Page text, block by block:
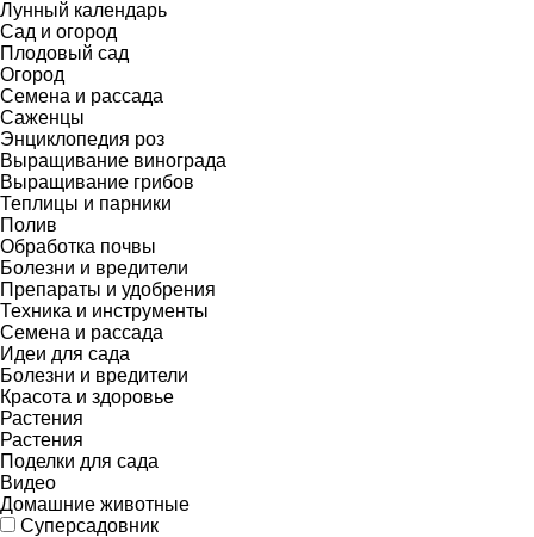
Лунный календарь
Сад и огород
Плодовый сад
Огород
Семена и рассада
Саженцы
Энциклопедия роз
Выращивание винограда
Выращивание грибов
Теплицы и парники
Полив
Обработка почвы
Болезни и вредители
Препараты и удобрения
Техника и инструменты
Семена и рассада
Идеи для сада
Болезни и вредители
Красота и здоровье
Растения
Растения
Поделки для сада
Видео
Домашние животные
Суперсадовник